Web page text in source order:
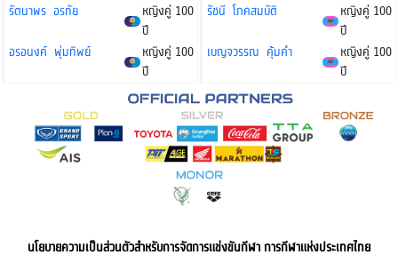
รัตนาพร อรทัย
หญิงคู่ 100
ปี
อรอนงค์ พุ่มทิพย์
หญิงคู่ 100
ปี
รัชนี โภคสมบัติ
หญิงคู่ 100
ปี
เบญจวรรณ คุ้มคำ
หญิงคู่ 100
ปี
นโยบายความเป็นส่วนตัวสำหรับการจัดการแข่งขันกีฬา การกีฬาแห่งประเทศไทย